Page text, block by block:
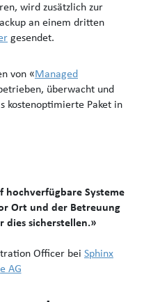
wird zusätzlich zur
an einem dritten
gesendet.
von «Managed
überwacht und
kostenoptimierte Paket in
hochverfügbare Systeme
Ort und der Betreuung
dies sicherstellen.»
Officer bei Sphinx
AG